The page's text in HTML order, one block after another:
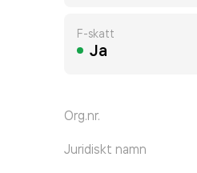
F-skatt
Ja
Org.nr.
Juridiskt namn